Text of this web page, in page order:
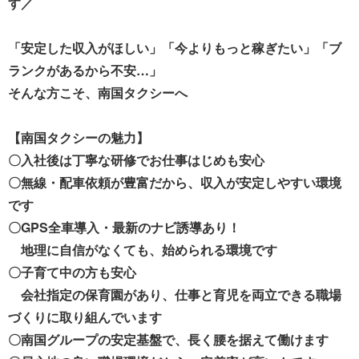
「安定した収入がほしい」「今よりもっと稼ぎたい」「ブ
ランクがあるから不安…」
そんな方こそ、南国タクシーへ
【南国タクシーの魅力】
〇入社後は丁寧な研修でお仕事はじめも安心
〇無線・配車依頼が豊富だから、収入が安定しやすい環境
です
〇GPS全車導入・最新のナビ誘導あり！
地理に自信がなくても、始められる環境です
〇子育て中の方も安心
会社指定の保育園があり、仕事と育児を両立できる職場
づくりに取り組んでいます
〇南国グループの安定基盤で、長く腰を据えて働けます